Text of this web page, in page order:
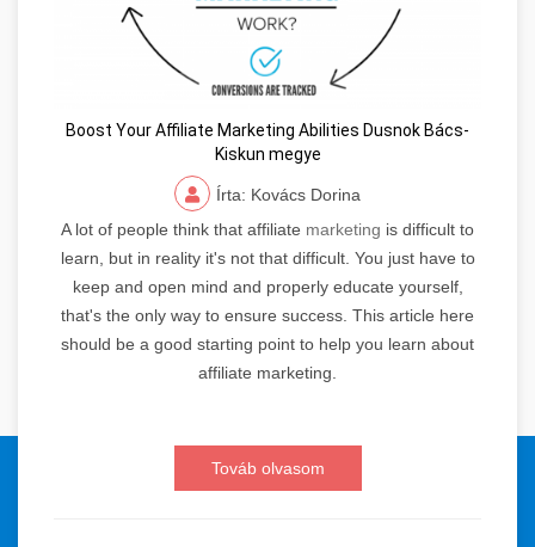
© 2024 Orvosi Keresőmarketing és Tartalomgyártás. Minden jog
fenntartva.
Boost Your Affiliate Marketing Abilities Dusnok Bács-
Kiskun megye
Írta: Kovács Dorina
A lot of people think that affiliate marketing is difficult to
learn, but in reality it's not that difficult. You just have to
keep and open mind and properly educate yourself,
that's the only way to ensure success. This article here
should be a good starting point to help you learn about
affiliate marketing.
Továb olvasom